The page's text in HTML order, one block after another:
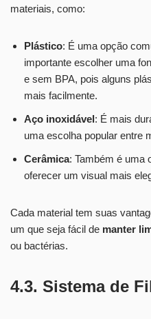
materiais, como:
Plástico: É uma opção
importante escolher uma
e sem BPA, pois alguns
mais facilmente.
Aço inoxidável: É mais
uma escolha popular entre
Cerâmica: Também é uma
oferecer um visual mais
Cada material tem suas
um que seja fácil de manter
ou bactérias.
4.3. Sistema de